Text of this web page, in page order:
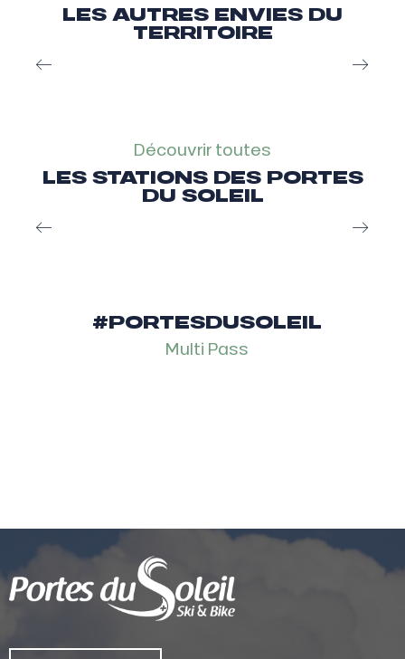
LES AUTRES ENVIES DU
TERRITOIRE
Découvrir toutes
LES STATIONS DES PORTES
DU SOLEIL
#PORTESDUSOLEIL
Multi Pass